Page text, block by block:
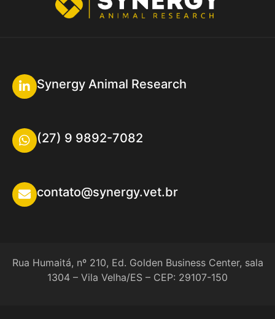
Synergy Animal Research
(27) 9 9892-7082
contato@synergy.vet.br
Rua Humaitá, nº 210, Ed. Golden Business Center, sala
1304 – Vila Velha/ES – CEP: 29107-150